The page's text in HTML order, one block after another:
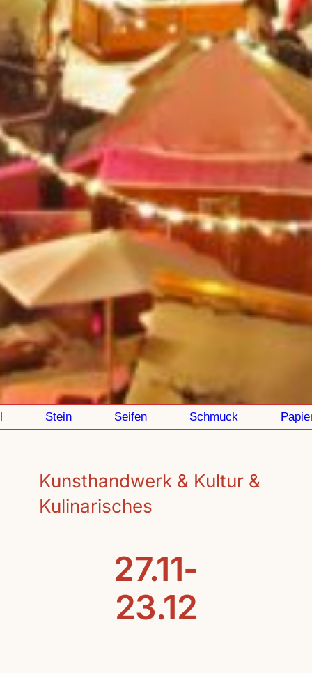
Stein Seifen Schmuck Papier
Kunsthandwerk & Kultur &
Kulinarisches
27.11-
23.12